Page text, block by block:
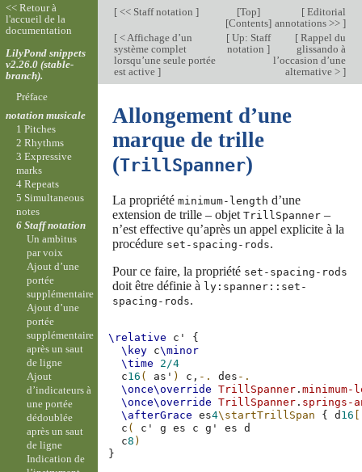
[<< Staff notation ] [Top]
[Contents]
[Editorial
annotations >> ]
[< Affichage d’un
système complet
lorsqu’une seule portée
est active ]
[Up: Staff
notation ]
[Rappel du
glissando à
l’occasion d’une
alternative > ]
Allongement d’une
marque de trille
(TrillSpanner)
La propriété minimum-length d’une
extension de trille – objet TrillSpanner–
n’est effective qu’après un appel explicite à la
procédure set-spacing-rods.
Pour ce faire, la propriété set-spacing-rods
doit être définie à ly:spanner::set-
spacing-rods.
\relative c'
{
\key c\minor
\time
2/4
c16 ( as' ) c, -. des -.
\once\override
TrillSpanner .minimum-
\once\override
TrillSpanner . springs-
\afterGrace
es4\startTrillSpan { d 16
c ( c' g es c g' es
d
c8 )
}
<< Retour à
l'accueil de la
documentation
LilyPond snippets
v2.26.0 (stable-
branch).
Préface
notation musicale
1 Pitches
2 Rhythms
3 Expressive
marks
4 Repeats
5 Simultaneous
notes
6 Staff notation
Un ambitus
par voix
Ajout d’une
portée
supplémentaire
Ajout d’une
portée
supplémentaire
après un saut
de ligne
Ajout
d’indicateurs à
une portée
dédoublée
après un saut
de ligne
Indication de